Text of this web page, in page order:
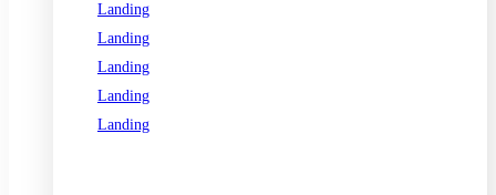
Landing
Landing
Landing
Landing
Landing